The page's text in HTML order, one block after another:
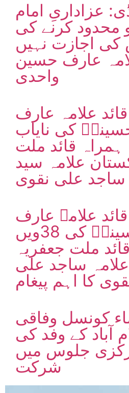
عزاداریِ امام
کرنے کی
اجازت نہیں
عارف حسین
واحدی
علامہ عارف
کی نایاب
ہمراہ قائد ملت
علامہ سید
ساجد علی نقوی
علامہ عارف
حسین الحسینیؒ کی 38ویں
ملت جعفریہ
ساجد علی
کا اہم پیغام
کونسل وفاقی
آباد کے وفد کی
جلوس میں
شرکت